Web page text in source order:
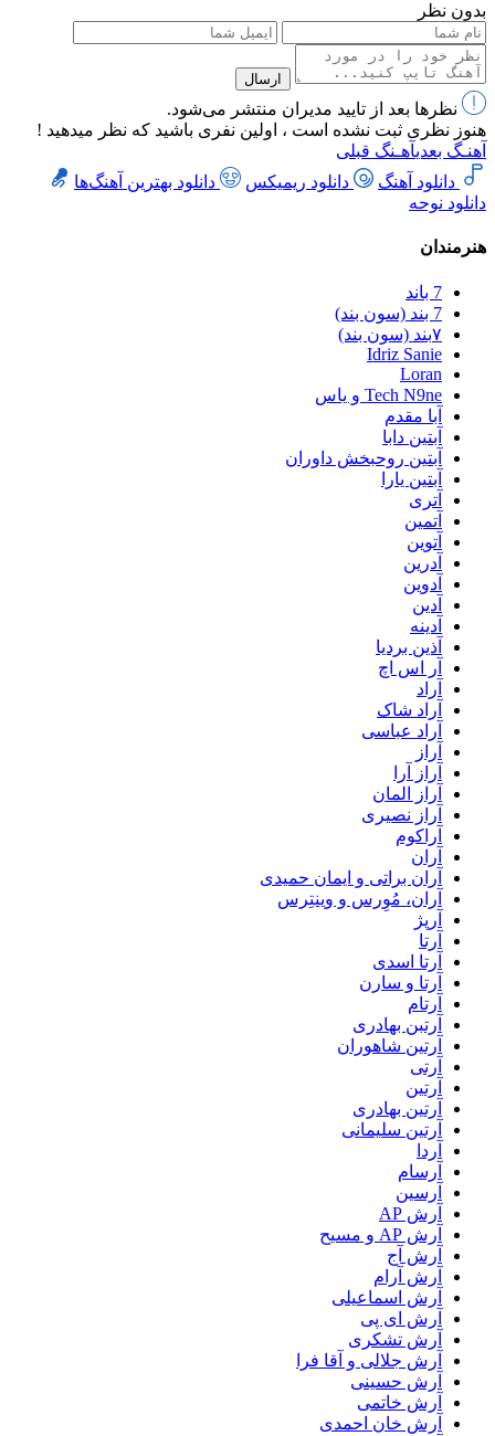
بدون نظر
ارسال
نظرها بعد از تایید مدیران منتشر می‌شود.
هنوز نظری ثبت نشده است ، اولین نفری باشید که نظر میدهید !
آهنـگ بعدیآهـنگ قبلی
دانلود آهنگ
دانلود ریمیکس
دانلود بهترین آهنگ‌ها
دانلود نوحه
هنرمندان
7 باند
7 بند (سون بند)
۷بند (سون بند)
Idriz Sanie
Loran
Tech N9ne و یاس
آبا مقدم
آبتین دابا
آبتین روحبخش داوران
آبتین یارا
آتری
آتمین
آتوین
آدرین
آدوین
آدین
آدینه
آذین بردیا
آر اس اچ
آراد
آراد شاک
آراد عباسی
آراز
آراز آرا
آراز المان
آراز نصیری
آراکوم
آران
آران براتی و ایمان حمیدی
آران، مُوِرس و وینتِرس
آرپژ
آرتا
آرتا اسدی
آرتا و سارن
آرتام
آرتبن بهادری
آرتين شاهوران
آرتی
آرتین
آرتین بهادری
آرتین سلیمانی
آردا
آرسام
آرسین
آرش AP
آرش AP و مسیح
آرش آج
آرش آرام
آرش اسماعیلی
آرش ای پی
آرش تشکری
آرش جلالی و آقا فرا
آرش حسینی
آرش خاتمی
آرش خان احمدی